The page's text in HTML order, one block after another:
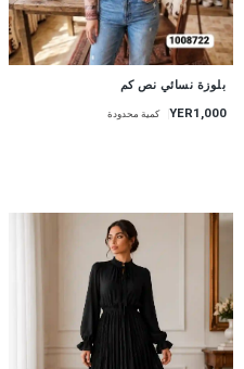
جديد
بلوزة نسائي نص كم
YER1,000 كمية محدودة